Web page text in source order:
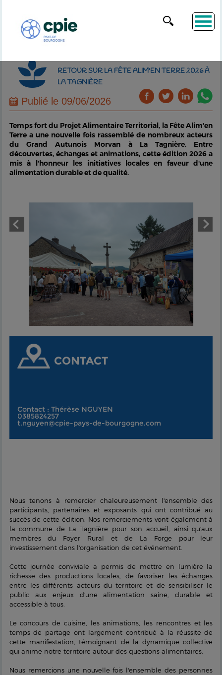
RETOUR SUR LA FÊTE ALIM'EN TERRE 2026 À
LA TAGNIÈRE
Publié le 09/06/2026
Temps fort du Projet Alimentaire Territorial, la Fête Alim'en
Terre a une nouvelle fois rassemblé de nombreux acteurs
du Grand Autunois Morvan à La Tagnière. Entre
découvertes, échanges et animations, cette édition 2026 a
mis à l'honneur les initiatives locales en faveur d'une
alimentation durable et de qualité.
CONTACT
Contact : Thérèse NGUYEN
0385824257
t.nguyen@cpie-pays-de-bourgogne.com
Nous tenons à remercier chaleureusement l'ensemble des
participants, partenaires et exposants qui ont contribué au
succès de cette édition. Nos remerciements vont également à
la commune de La Tagnière pour son accueil, ainsi qu'aux
membres du Foyer Rural et de La Forge pour leur
investissement dans l'organisation de cet événement.
Cette journée conviviale a permis de mettre en lumière la
richesse des productions locales, de favoriser les échanges
entre les différents acteurs du territoire et de sensibiliser le
public aux enjeux d'une alimentation saine, durable et
accessible à tous.
Le concours de cuisine, les animations, les rencontres et les
temps de partage ont largement contribué à la réussite de
cette manifestation, témoignant de la dynamique collective
qui anime notre territoire autour des questions alimentaires.
Nous remercions une nouvelle fois l'ensemble des personnes